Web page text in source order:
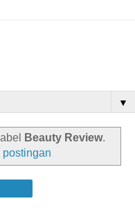
▼
Beauty Review.
postingan